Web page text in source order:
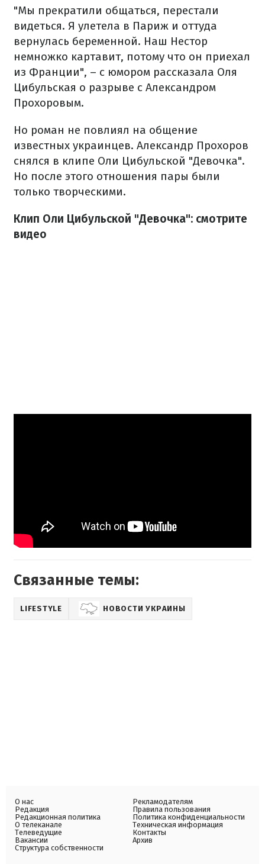
"Мы прекратили общаться, перестали
видеться. Я улетела в Париж и оттуда
вернулась беременной. Наш Нестор
немножко картавит, потому что он приехал
из Франции", – с юмором рассказала Оля
Цибульская о разрыве с Александром
Прохоровым.
Но роман не повлиял на общение
известных украинцев. Александр Прохоров
снялся в клипе Оли Цибульской "Девочка".
Но после этого отношения пары были
только творческими.
Клип Оли Цибульской "Девочка": смотрите
видео
Связанные темы:
LIFESTYLE НОВОСТИ УКРАИНЫ
О нас
Редакция
Редакционная политика
О телеканале
Телеведущие
Вакансии
Структура собственности
Рекламодателям
Правила пользования
Политика конфиденциальности
Техническая информация
Контакты
Архив